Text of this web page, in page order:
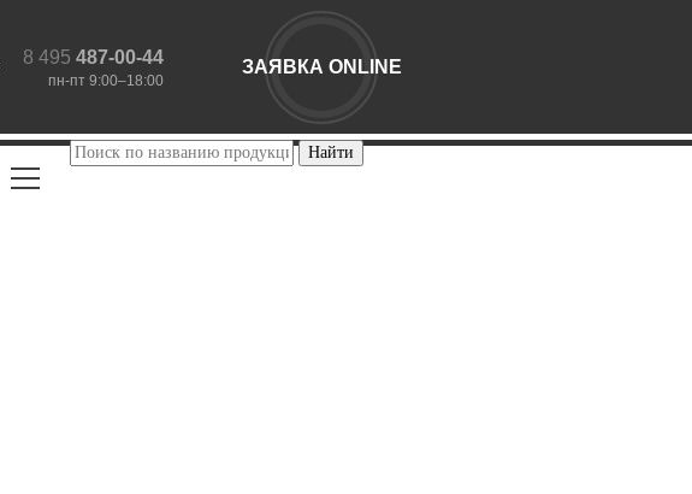
8 495 487-00-44
пн-пт 9:00–18:00
ЗАЯВКА ONLINE